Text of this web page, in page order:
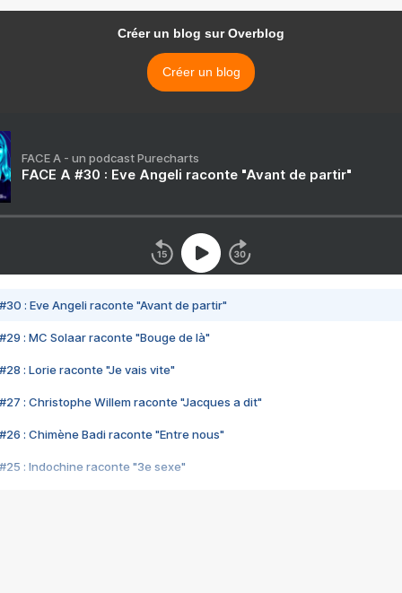
Créer un blog sur Overblog
Créer un blog
FACE A - un podcast Purecharts
FACE A #30 : Eve Angeli raconte "Avant de partir"
#30 : Eve Angeli raconte "Avant de partir"
#29 : MC Solaar raconte "Bouge de là"
#28 : Lorie raconte "Je vais vite"
#27 : Christophe Willem raconte "Jacques a dit"
#26 : Chimène Badi raconte "Entre nous"
#25 : Indochine raconte "3e sexe"